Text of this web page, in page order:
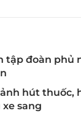
tập đoàn phủ
hút thuốc,
sang